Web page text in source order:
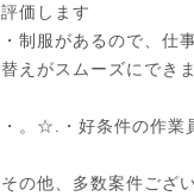
評価します
・制服があるので、仕
替えがスムーズにでき
・。☆.・好条件の作業
その他、多数案件ござ